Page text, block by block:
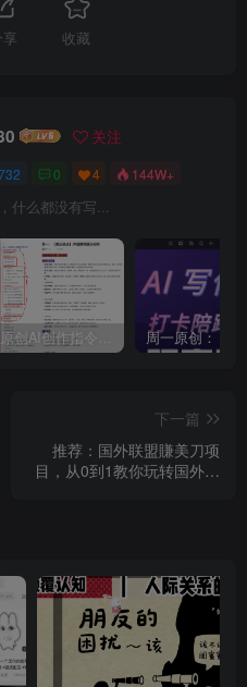
享 收藏
关注
0 4 144W+
什么都没有写...
周一原创AI创作指令词：30+个领域赛道的创作提示词集合
下一篇
推荐：国外联盟賺美刀项
目，从0到1教你玩转国外联